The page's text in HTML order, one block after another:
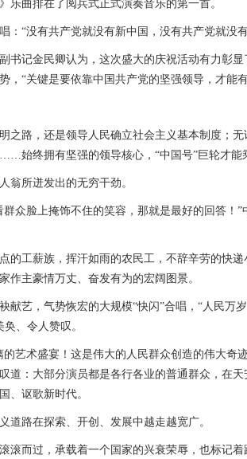
乐曲排在了阅兵式正式演奏音乐的第一首。
“没有共产党就没有新中国，没有共产党就没
记金民卿认为，这次盛大的庆祝活动有力彰显
，“关键是要依靠中国共产党的坚强领导，才能
路，还是领导人民确立社会主义基本制度；无
始终拥有坚强的领导核心，“中国号”巨轮才能
所迸发出的无穷干劲。
脸上掩饰不住的笑容，那就是最好的回答！”
工薪族，挥汗如雨的农民工，不辞辛劳的快
作主豪情万丈、奋发有为的宏阔图景。
艺，气势恢宏的大规模“快闪”合唱，“人民万岁
、令人赞叹。
术盛宴！这是伟大的人民群众创造的伟大奇
道：大部分演员都是各行各业的普通群众，在天
、讴歌新时代。
路在探索、开创、发展中越走越宽广。
而过，承载着一个国家的兴衰荣辱，也标记着